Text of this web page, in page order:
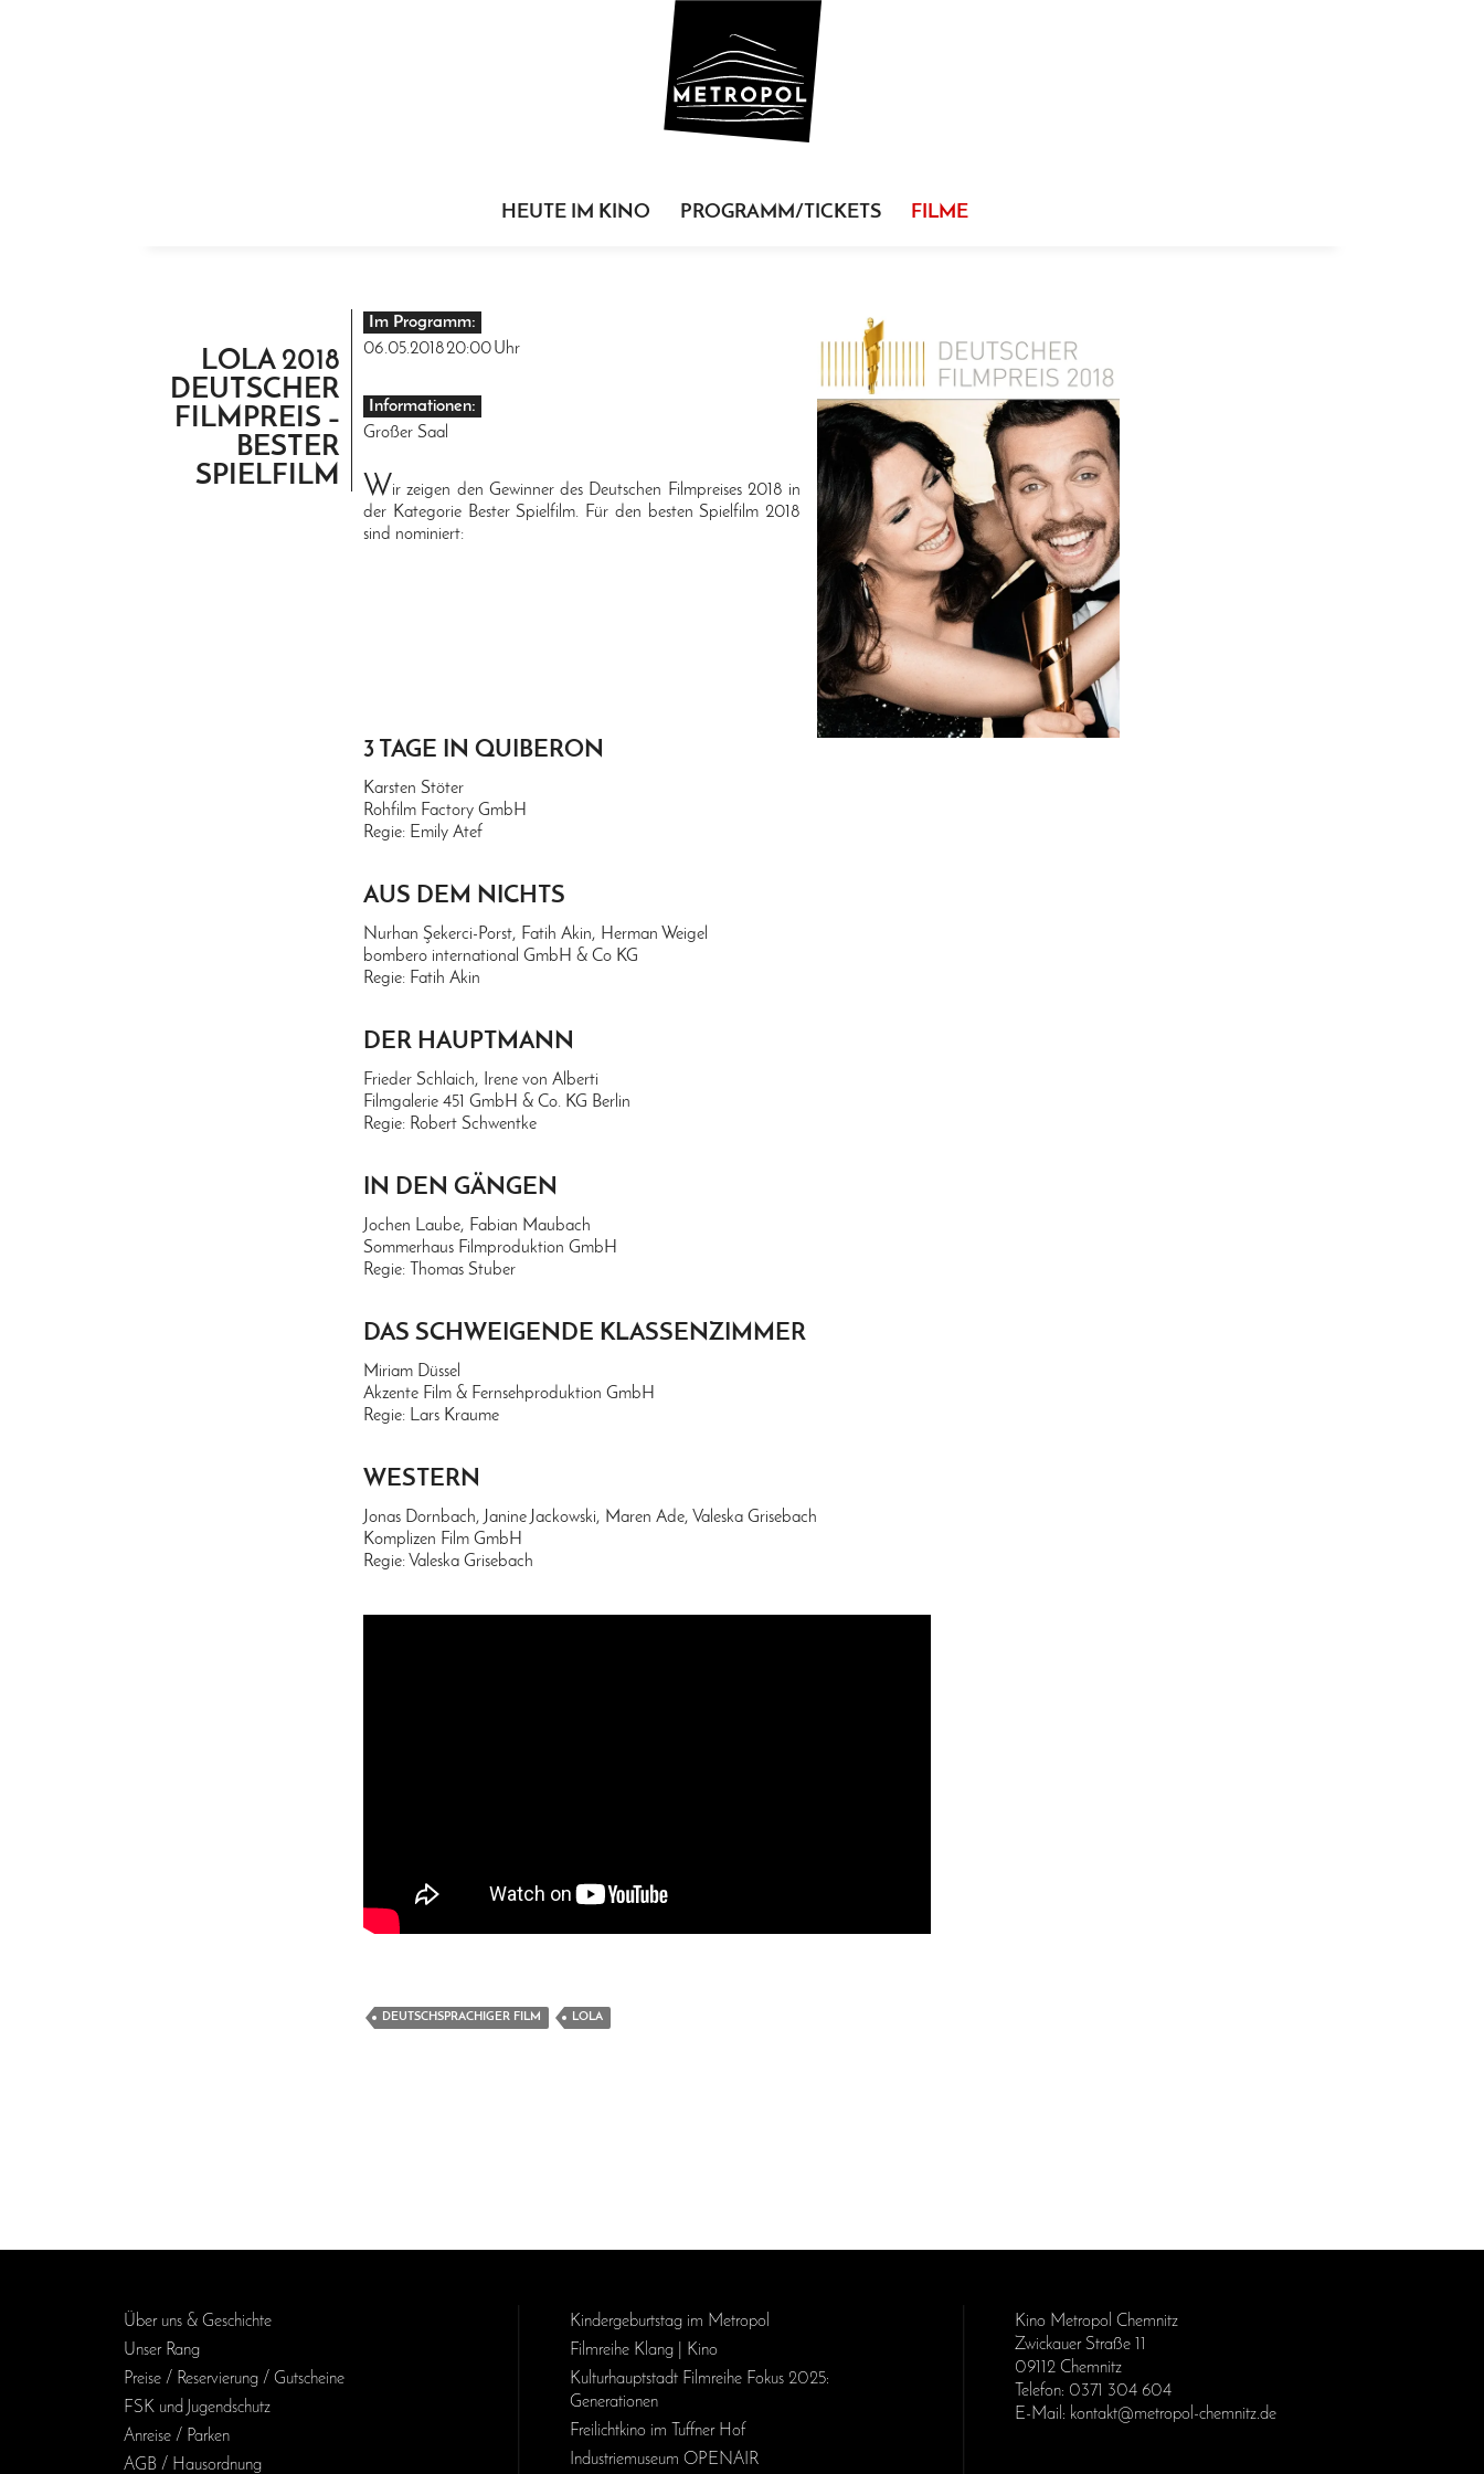
HEUTE IM KINO PROGRAMM/TICKETS FILME
LOLA 2018
DEUTSCHER
FILMPREIS –
BESTER
SPIELFILM
Im Programm:
06.05.201820:00Uhr
Informationen:
Großer Saal
Wir zeigen den Gewinner des Deutschen Filmpreises 2018 in
der Kategorie Bester Spielfilm. Für den besten Spielfilm 2018
sind nominiert:
3 TAGE IN QUIBERON
Karsten Stöter
Rohfilm Factory GmbH
Regie: Emily Atef
AUS DEM NICHTS
Nurhan Şekerci-Porst, Fatih Akin, Herman Weigel
bombero international GmbH & Co KG
Regie: Fatih Akin
DER HAUPTMANN
Frieder Schlaich, Irene von Alberti
Filmgalerie 451 GmbH & Co. KG Berlin
Regie: Robert Schwentke
IN DEN GÄNGEN
Jochen Laube, Fabian Maubach
Sommerhaus Filmproduktion GmbH
Regie: Thomas Stuber
DAS SCHWEIGENDE KLASSENZIMMER
Miriam Düssel
Akzente Film & Fernsehproduktion GmbH
Regie: Lars Kraume
WESTERN
Jonas Dornbach, Janine Jackowski, Maren Ade, Valeska Grisebach
Komplizen Film GmbH
Regie: Valeska Grisebach
DEUTSCHSPRACHIGER FILM LOLA
Über uns & Geschichte
Unser Rang
Preise / Reservierung / Gutscheine
FSK und Jugendschutz
Anreise / Parken
AGB / Haus­ordnung
Kinder­geburts­tag im Metropol
Filmreihe Klang | Kino
Kulturhauptstadt Filmreihe Fokus 2025:
Generationen
Freilichtkino im Tuffner Hof
Industriemuseum OPENAIR
Kino Metropol Chemnitz
Zwickauer Straße 11
09112 Chemnitz
Telefon: 0371 304 604
E-Mail: kontakt@metropol-chemnitz.de